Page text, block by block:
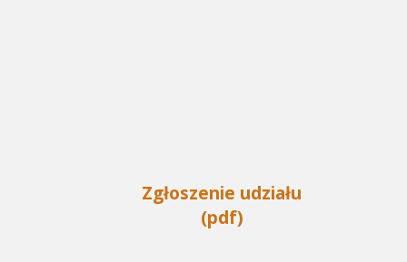
Zgłoszenie udziału
(pdf)